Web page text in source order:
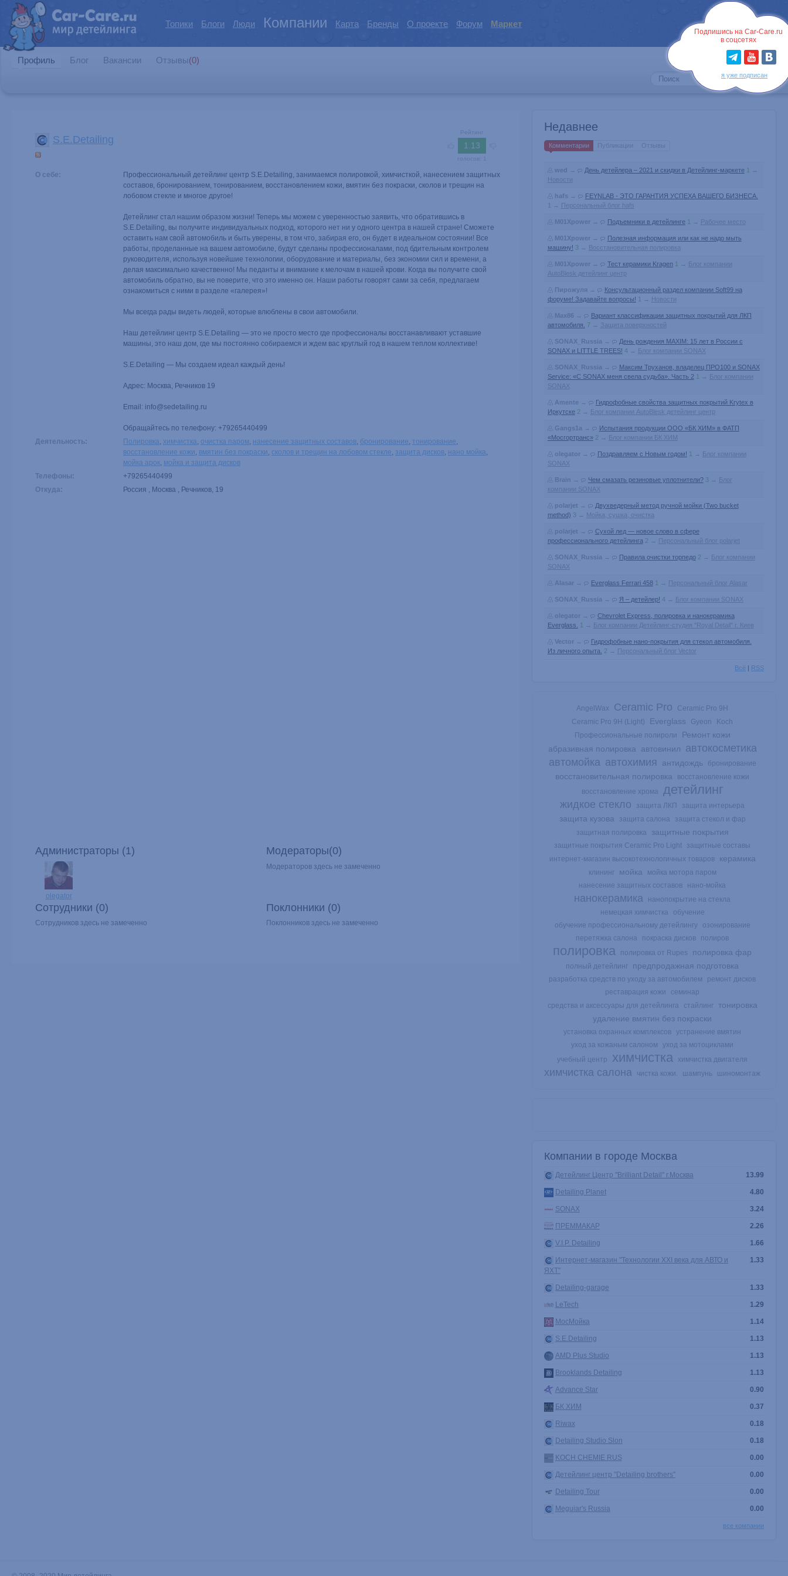
Топики Блоги Люди Компании Карта Бренды О проекте Форум Маркет
Профиль Блог Вакансии Отзывы(0)
Подпишись на Car-Care.ru
в соцсетях
я уже подписан
Рейтинг
1.13
S.E.Detailing
О себе:
Профессиональный детейлинг центр S.E.Detailing, занимаемся полировкой, химчисткой, нанесением защитных
составов, бронированием, тонированием, восстановлением кожи, вмятин без покраски, сколов и трещин на
лобовом стекле и многое другое!
Детейлинг стал нашим образом жизни! Теперь мы можем с уверенностью заявить, что обратившись в
S.E.Detailing, вы получите индивидуальных подход, которого нет ни у одного центра в нашей стране! Сможете
оставить нам свой автомобиль и быть уверены, в том что, забирая его, он будет в идеальном состоянии! Все
работы, проделанные на вашем автомобиле, будут сделаны профессионалами, под бдительным контролем
руководителя, используя новейшие технологии, оборудование и материалы, без экономии сил и времени, а
делая максимально качественно! Мы педанты и внимание к мелочам в нашей крови. Когда вы получите свой
автомобиль обратно, вы не поверите, что это именно он. Наши работы говорят сами за себя, предлагаем
ознакомиться с ними в разделе «галерея»!
Мы всегда рады видеть людей, которые влюблены в свои автомобили.
Наш детейлинг центр S.E.Detailing — это не просто место где профессионалы восстанавливают уставшие
машины, это наш дом, где мы постоянно собираемся и ждем вас круглый год в нашем теплом коллективе!
S.E.Detailing — Мы создаем идеал каждый день!
Адрес: Москва, Речников 19
Email: info@sedetailing.ru
Обращайтесь по телефону: +79265440499
Деятельность:
Полировка, химчистка, очистка паром, нанесение защитных составов, бронирование, тонирование,
восстановление кожи, вмятин без покраски, сколов и трещин на лобовом стекле, защита дисков, нано мойка,
мойка арок, мойка и защита дисков
Телефоны:
+79265440499
Откуда:
Россия , Москва , Речников, 19
Администраторы (1)
olegator
Модераторы(0)
Модераторов здесь не замеченно
Сотрудники (0)
Сотрудников здесь не замеченно
Поклонники (0)
Поклонников здесь не замеченно
Недавнее
Комментарии Публикации Отзывы
wed → День детейлера – 2021 и скидки в Детейлинг-маркете 1
→
Новости
hafs →
FEYNLAB - ЭТО ГАРАНТИЯ УСПЕХА ВАШЕГО БИЗНЕСА.
1
→ Персональный блог hafs
M01Xpower→ Подъемники в детейлинге 1 → Рабочее место
M01Xpower→
Полезная информация или как не надо мыть
машину! 3→ Восстановительная полировка
M01Xpower→ Тест керамики Kragen 1 → Блог компании
AutoBlesk детейлинг центр
Пирожуля →
Консультационный раздел компании Soft99 на
форуме! Задавайте вопросы! 1 → Новости
Max86 →
Вариант классификации защитных покрытий для ЛКП
автомобиля.
7→ Защита поверхностей
SONAX_Russia →
День рождения MAXIM: 15 лет в России с
SONAX и LITTLE TREES! 4→ Блог компании SONAX
SONAX_Russia →
Максим Труханов, владелец ПРО100 и SONAX
Service: «С SONAX меня свела судьба». Часть 2 1 → Блог компании
SONAX
Amente →
Гидрофобные свойства защитных покрытий Krytex в
Иркутске 2 → Блог компании AutoBlesk детейлинг центр
Gangs1a →
Испытания продукции ООО «БК ХИМ» в ФАТП
«Мосгортранс» 2 → Блог компании БК ХИМ
olegator→ Поздравляем с Новым годом! 1 → Блог компании
SONAX
Brain → Чем смазать резиновые уплотнители? 3→ Блог
компании SONAX
polarjet →
Двухведерный метод ручной мойки (Two bucket
method) 3→ Мойка, сушка, очистка
polarjet →
Сухой лед — новое слово в сфере
профессионального детейлинга 2 → Персональный блог polarjet
SONAX_Russia → Правила очистки торпедо 2 → Блог компании
SONAX
Alasar→ Everglass Ferrari 458 1 → Персональный блог Alasar
SONAX_Russia → Я – детейлер! 4→ Блог компании SONAX
olegator→
Chevrolet Express, полировка и нанокерамика
Everglass.
1 → Блог компании Детейлинг-студия "Royal Detail" г. Киев
Vector→
Гидрофобные нано-покрытия для стекол автомобиля.
Из личного опыта.
2 → Персональный блог Vector
Всё | RSS
AngelWax Ceramic Pro
Ceramic Pro 9H
Ceramic Pro 9H (Light)
Everglass Gyeon
Koch
Профессиональные полироли
Ремонт кожи
абразивная полировка
автовинил
автокосметика
автомойка автохимия антидождь бронирование
восстановительная полировка
восстановление кожи
восстановление хрома
детейлинг
жидкое стекло защита ЛКП защита интерьера
защита кузова защита салона
защита стекол и фар
защитная полировка
защитные покрытия
защитные покрытия Ceramic Pro Light
защитные составы
интернет-магазин высокотехнологичных товаров
керамика
клининг мойка
мойка мотора паром
нанесение защитных составов
нано-мойка
нанокерамика
нанопокрытие на стекла
немецкая химчистка
обучение
обучение профессиональному детейлингу
озонирование
перетяжка салона
покраска дисков полиров
полировка полировка от Rupes полировка фар
полный детейлинг предпродажная подготовка
разработка средств по уходу за автомобилем
ремонт дисков
реставрация кожи
семинар
средства и аксессуары для детейлинга
стайлинг
тонировка
удаление вмятин без покраски
установка охранных комплексов устранение вмятин
уход за кожаным салоном
уход за мотоциклами
учебный центр
химчистка химчистка двигателя
химчистка салона чистка кожи. шампунь шиномонтаж
Компании в городе Москва
13.99
Детейлинг Центр "Brilliant Detail" г.Москва
4.80
Detailing Planet
3.24
SONAX
2.26
ПРЕММАКАР
1.66
V.I.P. Detailing
1.33
Интернет-магазин "Технологии XXI века для АВТО и
ЯХТ"
1.33
Detailing-garage
1.29
LeTech
1.14
МосМойка
1.13
S.E.Detailing
1.13
AMD Plus Studio
1.13
Brooklands Detailing
0.90
Advance Star
0.37
БК ХИМ
0.18
Riwax
0.18
Detailing Studio Slon
0.00
KOCH CHEMIE RUS
0.00
Детейлинг центр "Detailing brothers"
0.00
Detailing Tour
0.00
Meguiar's Russia
все компании